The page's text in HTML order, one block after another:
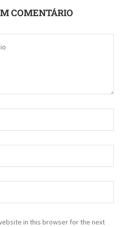
COMENTÁRIO
in this browser for the next